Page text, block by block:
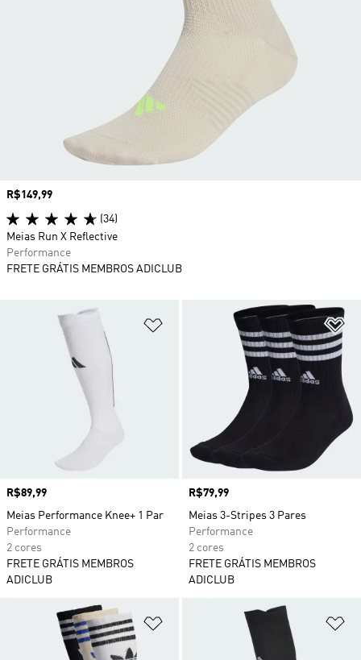
Adicionar à Lista de Desejos
Preço
R$89,99
Meias Performance Knee+ 1 Par
Performance
2 cores
FRETE GRÁTIS MEMBROS
ADICLUB
Preço
R$79,99
Meias 3-Stripes 3 Pares
Performance
2 cores
FRETE GRÁTIS MEMBROS
ADICLUB
Adicionar à Lista de Desejos
Preço
R$149,99
(34)
Meias Run X Reflective
Performance
FRETE GRÁTIS MEMBROS ADICLUB